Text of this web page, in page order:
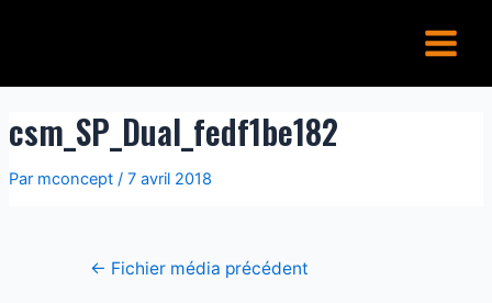
Menu
csm_SP_Dual_fedf1be182
Par mconcept / 7 avril 2018
← Fichier média précédent